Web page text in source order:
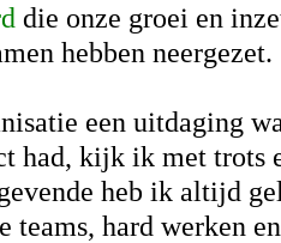
die onze groei en
hebben neergezet.
een uitdaging
had, kijk ik met trots
heb ik altijd
teams, hard werken